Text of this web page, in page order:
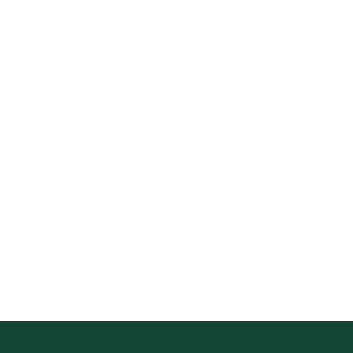
Plásticos Circulares Carbon